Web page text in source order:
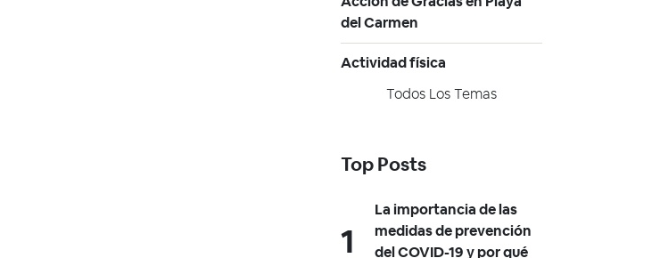
del Carmen
Actividad física
Todos Los Temas
Top Posts
La importancia de las
medidas de prevención
del COVID-19 y por qué